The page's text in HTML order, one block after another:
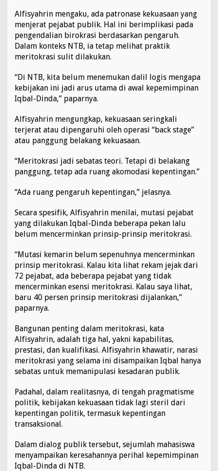
Alfisyahrin mengaku, ada patronase kekuasaan yang
menjerat pejabat publik. Hal ini berimplikasi pada
pengendalian birokrasi berdasarkan pengaruh.
Dalam konteks NTB, ia tetap melihat praktik
meritokrasi sulit dilakukan.
“Di NTB, kita belum menemukan dalil logis mengapa
kebijakan ini jadi arus utama di awal kepemimpinan
Iqbal-Dinda,” paparnya.
Alfisyahrin mengungkap, kekuasaan seringkali
terjerat atau dipengaruhi oleh operasi “back stage”
atau panggung belakang kekuasaan.
“Meritokrasi jadi sebatas teori. Tetapi di belakang
panggung, tetap ada ruang akomodasi kepentingan.”
“Ada ruang pengaruh kepentingan,” jelasnya.
Secara spesifik, Alfisyahrin menilai, mutasi pejabat
yang dilakukan Iqbal-Dinda beberapa pekan lalu
belum mencerminkan prinsip-prinsip meritokrasi.
“Mutasi kemarin belum sepenuhnya mencerminkan
prinsip meritokrasi. Kalau kita lihat rekam jejak dari
72 pejabat, ada beberapa pejabat yang tidak
mencerminkan esensi meritokrasi. Kalau saya lihat,
baru 40 persen prinsip meritokrasi dijalankan,”
paparnya.
Bangunan penting dalam meritokrasi, kata
Alfisyahrin, adalah tiga hal, yakni kapabilitas,
prestasi, dan kualifikasi. Alfisyahrin khawatir, narasi
meritokrasi yang selama ini disampaikan Iqbal hanya
sebatas untuk memanipulasi kesadaran publik.
Padahal, dalam realitasnya, di tengah pragmatisme
politik, kebijakan kekuasaan tidak lagi steril dari
kepentingan politik, termasuk kepentingan
transaksional.
Dalam dialog publik tersebut, sejumlah mahasiswa
menyampaikan keresahannya perihal kepemimpinan
Iqbal-Dinda di NTB.